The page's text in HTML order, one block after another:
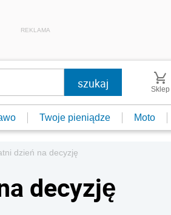
REKLAMA
Sklep
Twoje pieniądze Moto
dzień na decyzję
decyzję